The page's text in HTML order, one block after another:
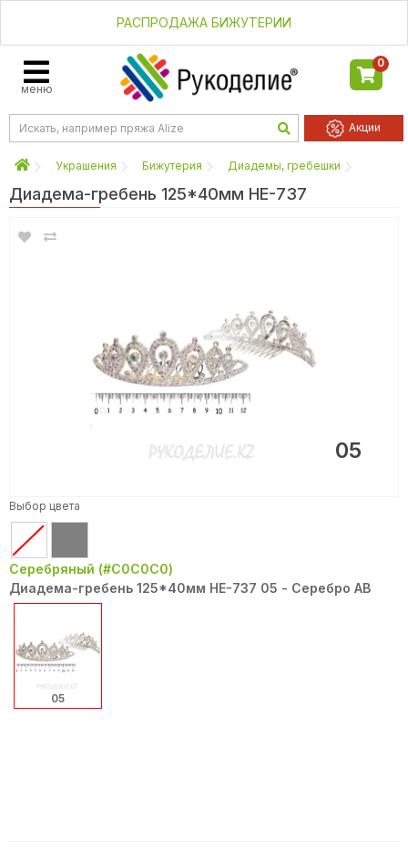
РАСПРОДАЖА БИЖУТЕРИИ
меню
0
Акции
Украшения Бижутерия Диадемы, гребешки
Диадема-гребень 125*40мм HE-737
05
Выбор цвета
Серебряный (#C0C0C0)
Диадема-гребень 125*40мм HE-737 05 - Серебро АВ
05